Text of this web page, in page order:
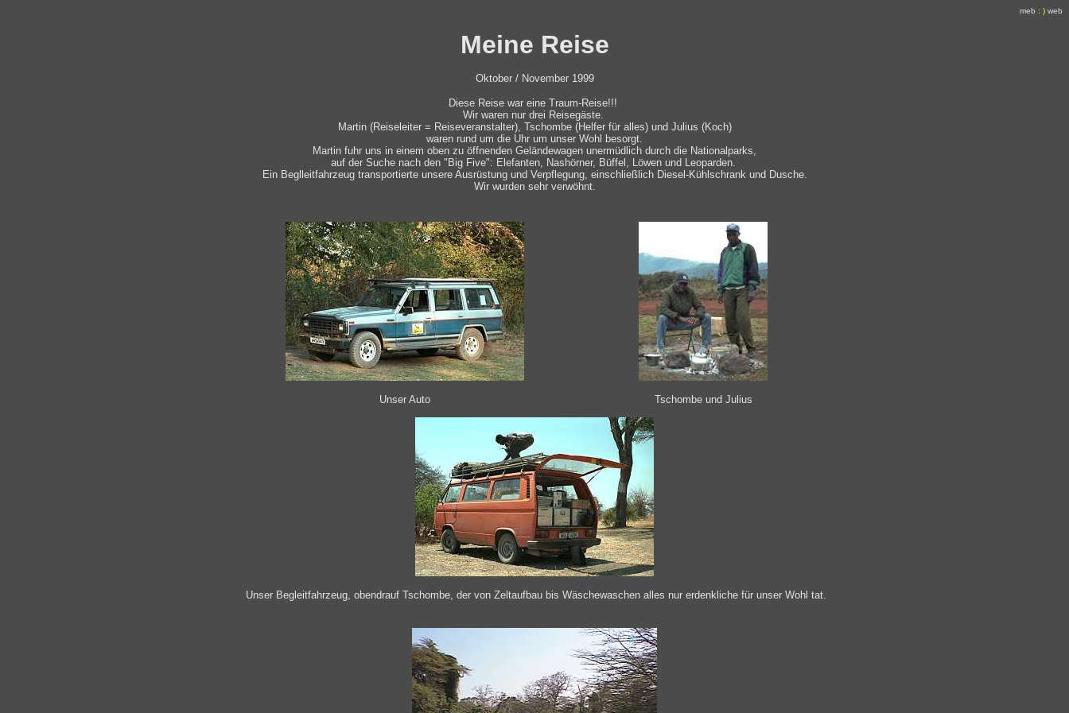
meb : ) web
Meine Reise
Oktober / November 1999
Diese Reise war eine Traum-Reise!!!
Wir waren nur drei Reisegäste.
Martin (Reiseleiter = Reiseveranstalter), Tschombe (Helfer für alles) und Julius (Koch)
waren rund um die Uhr um unser Wohl besorgt.
Martin fuhr uns in einem oben zu öffnenden Geländewagen unermüdlich durch die Nationalparks,
auf der Suche nach den "Big Five": Elefanten, Nashörner, Büffel, Löwen und Leoparden.
Ein Beglleitfahrzeug transportierte unsere Ausrüstung und Verpflegung, einschließlich Diesel-Kühlschrank und Dusche.
Wir wurden sehr verwöhnt.
Unser Auto
Tschombe und Julius
Unser Begleitfahrzeug, obendrauf Tschombe, der von Zeltaufbau bis Wäschewaschen alles nur erdenkliche für unser Wohl tat.